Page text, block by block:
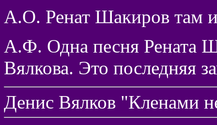
А.О. Ренат Шакиров там
А.Ф. Одна песня Рената
Вялкова. Это последняя
Денис Вялков "Кленами